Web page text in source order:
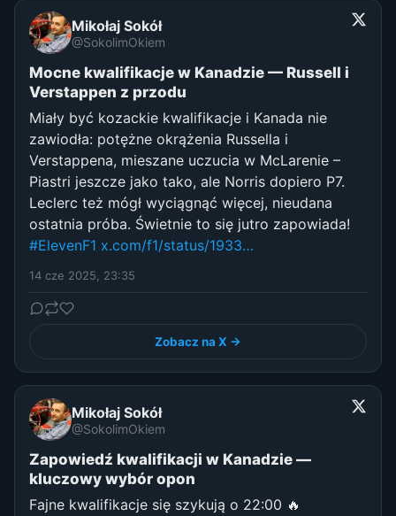
Mikołaj Sokół
@SokolimOkiem
Mocne kwalifikacje w Kanadzie — Russell i
Verstappen z przodu
Miały być kozackie kwalifikacje i Kanada nie
zawiodła: potężne okrążenia Russella i
Verstappena, mieszane uczucia w McLarenie –
Piastri jeszcze jako tako, ale Norris dopiero P7.
Leclerc też mógł wyciągnąć więcej, nieudana
ostatnia próba. Świetnie to się jutro zapowiada!
#ElevenF1 x.com/f1/status/1933…
14 cze 2025, 23:35
Zobacz na X →
Mikołaj Sokół
@SokolimOkiem
Zapowiedź kwalifikacji w Kanadzie —
kluczowy wybór opon
Fajne kwalifikacje się szykują o 22:00 🔥